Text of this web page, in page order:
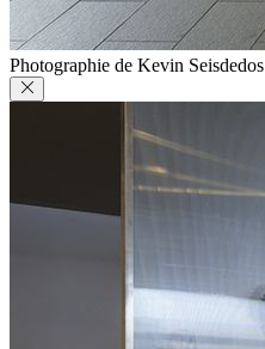
Photographie de Kevin Seisdedos